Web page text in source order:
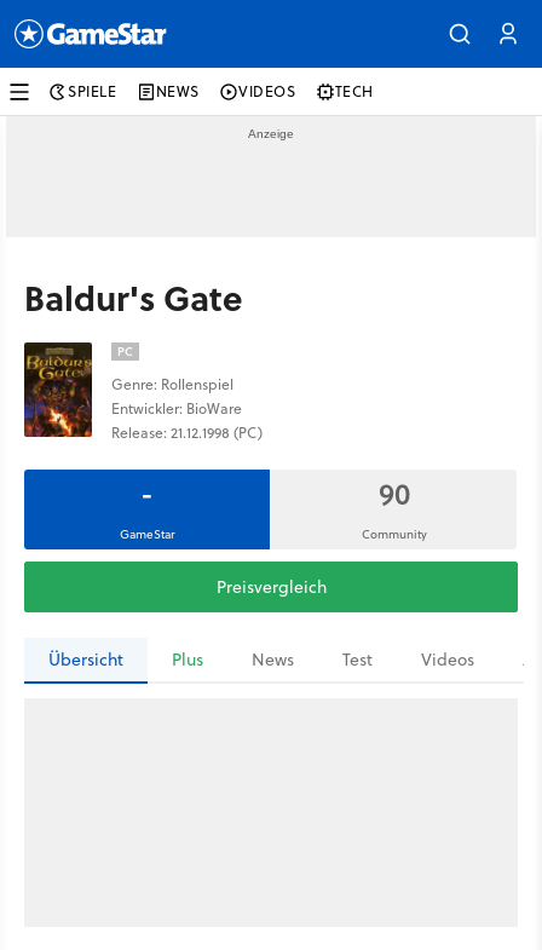
SPIELE NEWS VIDEOS TECH
Baldur's Gate
PC
Genre: Rollenspiel
Entwickler: BioWare
Release: 21.12.1998 (PC)
-
GameStar
90
Community
Preisvergleich
Übersicht Plus News Test Videos